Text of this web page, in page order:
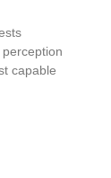
capable